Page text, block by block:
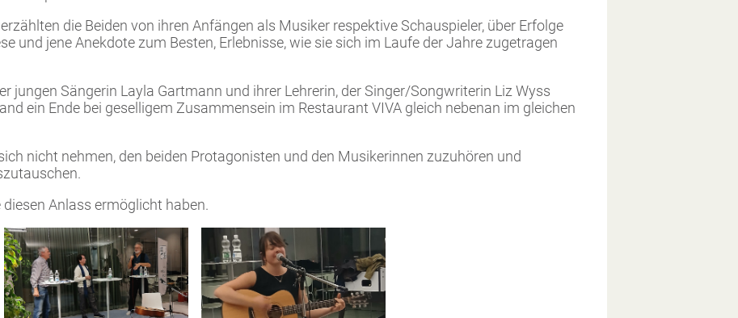
die Beiden von ihren Anfängen als Musiker respektive Schauspieler, über Erfolge
und jene Anekdote zum Besten, Erlebnisse, wie sie sich im Laufe der Jahre zugetragen
jungen Sängerin Layla Gartmann und ihrer Lehrerin, der Singer/Songwriterin Liz Wyss
ein Ende bei geselligem Zusammensein im Restaurant VIVA gleich nebenan im gleichen
nicht nehmen, den beiden Protagonisten und den Musikerinnen zuzuhören und
Anlass ermöglicht haben.